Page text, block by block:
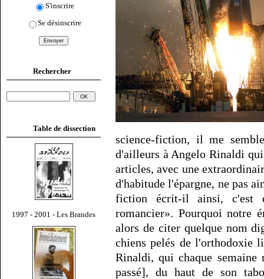
S'inscrire
Se désinscrire
Rechercher
Table de dissection
1997 - 2001 - Les Brandes
science-fiction, il me
d'ailleurs à Angelo Rinaldi
articles, avec une
d'habitude l'épargne, ne pas
fiction écrit-il ainsi, c'est
romancier». Pourquoi notre
alors de citer quelque nom
chiens pelés de l'orthodoxie
Rinaldi, qui chaque
passé], du haut de son